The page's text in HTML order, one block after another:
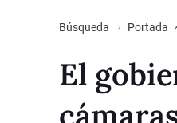
Búsqueda Portada
El